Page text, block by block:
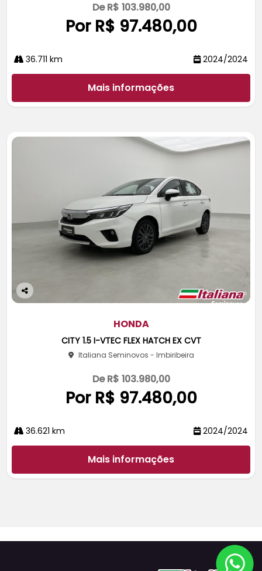
De R$ 103.980,00
Por R$ 97.480,00
36.711 km 2024/2024
Mais informações
Co
HONDA
CITY 1.5 I-VTEC FLEX HATCH EX CVT
Italiana Seminovos - Imbiribeira
De R$ 103.980,00
Por R$ 97.480,00
36.621 km 2024/2024
Mais informações